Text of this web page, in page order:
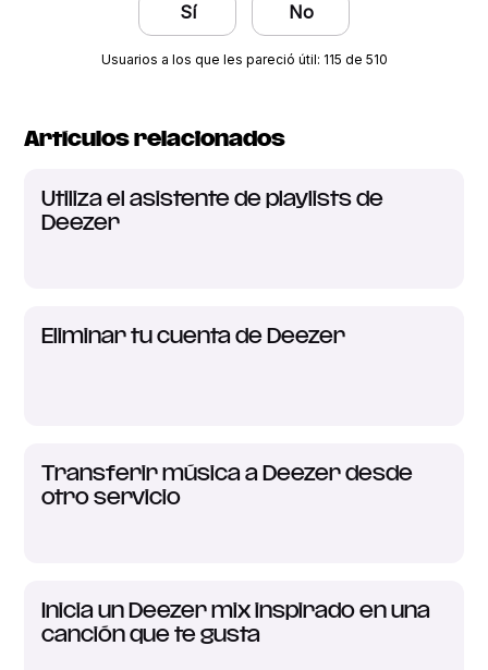
Sí No
Usuarios a los que les pareció útil: 115 de 510
Artículos relacionados
Utiliza el asistente de playlists de
Deezer
Eliminar tu cuenta de Deezer
Transferir música a Deezer desde
otro servicio
Inicia un Deezer mix inspirado en una
canción que te gusta